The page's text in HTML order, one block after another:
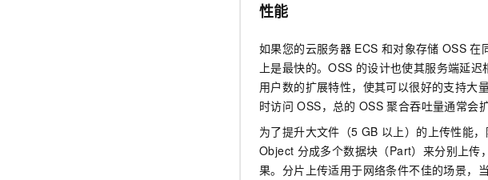
性能
如果您的云服务器 ECS 和对象存储 OSS 在
上是最快的。OSS 的设计也使其服务端延
用户数的扩展特性，使其可以很好的支持大
时访问 OSS，总的 OSS 聚合吞吐量通常会
为了提升大文件（5 GB 以上）的上传性能
Object 分成多个数据块（Part）来分别上传
果。分片上传适用于网络条件不佳的场景，